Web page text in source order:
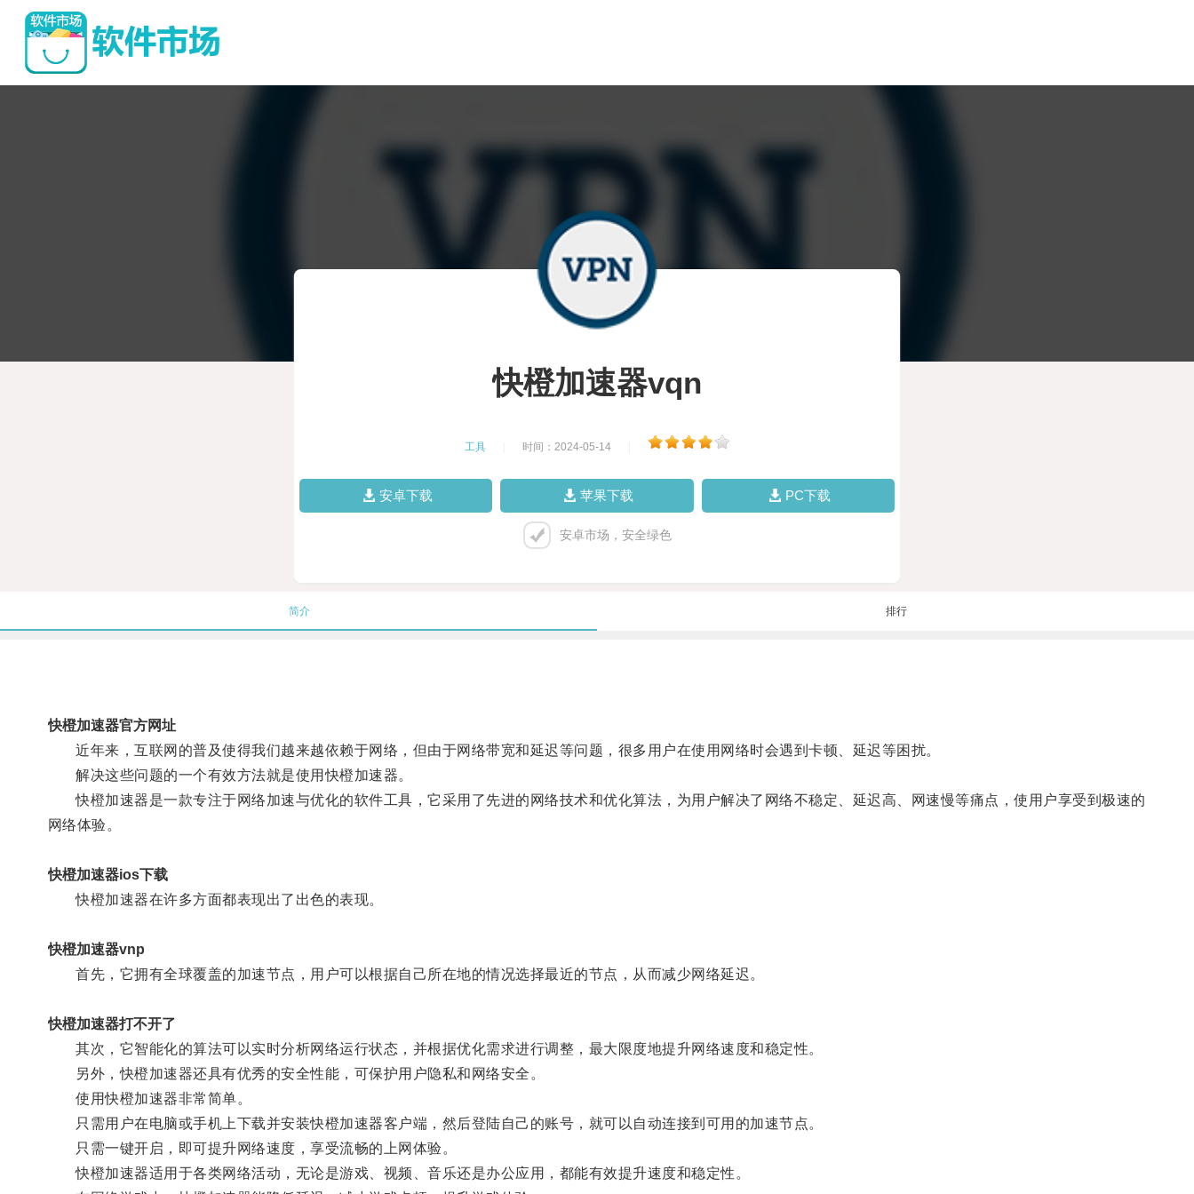
快橙加速器vqn
工具 时间：2024-05-14
安卓下载 苹果下载 PC下载
安卓市场，安全绿色
简介 排行
快橙加速器官方网址
近年来，互联网的普及使得我们越来越依赖于网络，但由于网络带宽和延迟等问题，很多用户在使用网络时会遇到卡顿、延迟等困扰。
解决这些问题的一个有效方法就是使用快橙加速器。
快橙加速器是一款专注于网络加速与优化的软件工具，它采用了先进的网络技术和优化算法，为用户解决了网络不稳定、延迟高、网速慢等痛点，使用户享受到极速的
网络体验。
快橙加速器ios下载
快橙加速器在许多方面都表现出了出色的表现。
快橙加速器vnp
首先，它拥有全球覆盖的加速节点，用户可以根据自己所在地的情况选择最近的节点，从而减少网络延迟。
快橙加速器打不开了
其次，它智能化的算法可以实时分析网络运行状态，并根据优化需求进行调整，最大限度地提升网络速度和稳定性。
另外，快橙加速器还具有优秀的安全性能，可保护用户隐私和网络安全。
使用快橙加速器非常简单。
只需用户在电脑或手机上下载并安装快橙加速器客户端，然后登陆自己的账号，就可以自动连接到可用的加速节点。
只需一键开启，即可提升网络速度，享受流畅的上网体验。
快橙加速器适用于各类网络活动，无论是游戏、视频、音乐还是办公应用，都能有效提升速度和稳定性。